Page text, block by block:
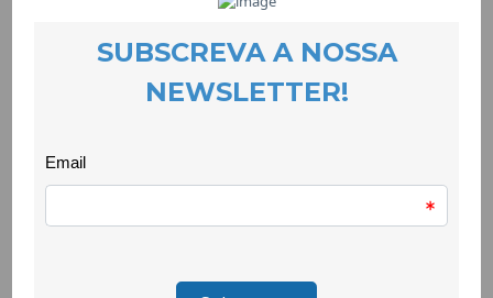
O croché e a arte urbana encontram-se
o WOOL – Festival de Arte Urbana da Covilhã. Estamos já a
participar na sua acção artística comunitária — A Nossa Casa
bem-vinda, desde principiantes até profissionais do croché.